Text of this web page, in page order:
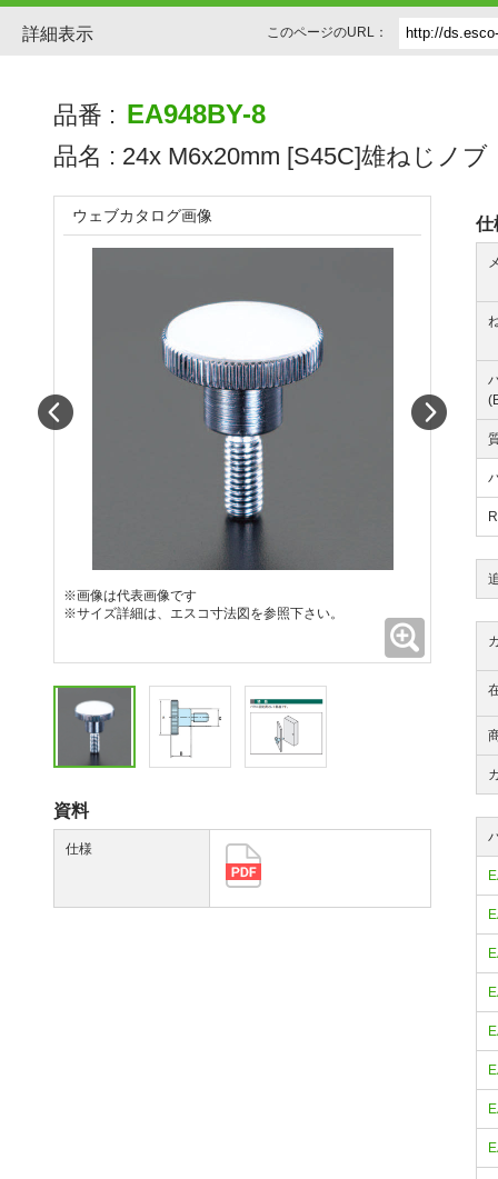
詳細表示 このページのURL：
品番 : EA948BY-8
品名 : 24x M6x20mm [S45C]雄ねじノブ
仕
ウェブカタログ画像
※画像は代表画像です
※サイズ詳細は、エスコ寸法図を参照下さい。
資料
仕様